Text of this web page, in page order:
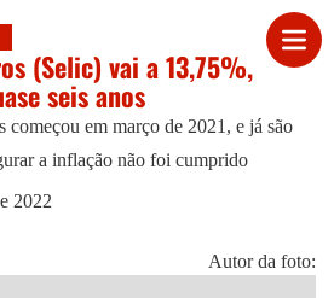
(Selic) vai a 13,75%,
seis anos
começou em março de 2021, e já são
a inflação não foi cumprido
2022
Autor da foto: